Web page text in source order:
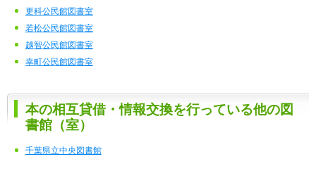
更科公民館図書室
若松公民館図書室
越智公民館図書室
幸町公民館図書室
本の相互貸借・情報交換を行っている他の図
書館（室）
千葉県立中央図書館